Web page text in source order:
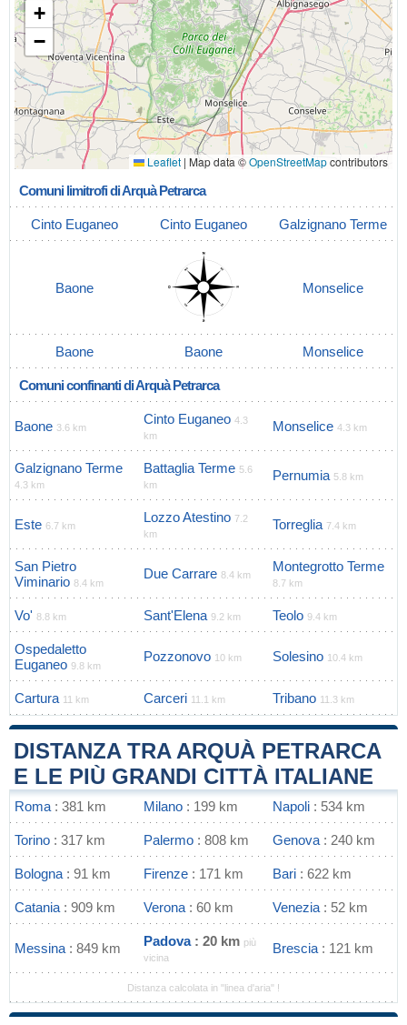
+
−
Leaflet | Map data ©OpenStreetMapcontributors
Comuni limitrofi di Arquà Petrarca
Cinto Euganeo Cinto Euganeo Galzignano Terme
Baone Monselice
Baone Baone Monselice
Comuni confinanti di Arquà Petrarca
Baone 3.6 km
Cinto Euganeo 4.3
km
Monselice 4.3 km
Galzignano Terme
4.3 km
Battaglia Terme 5.6
km
Pernumia 5.8 km
Este 6.7 km
Lozzo Atestino 7.2
km
Torreglia 7.4 km
San Pietro
Viminario 8.4 km
Due Carrare 8.4 km
Montegrotto Terme
8.7 km
Vo' 8.8 km Sant'Elena 9.2 km Teolo 9.4 km
Ospedaletto
Euganeo 9.8 km
Pozzonovo 10 km Solesino 10.4 km
Cartura 11 km Carceri 11.1 km Tribano 11.3 km
DISTANZA TRA ARQUÀ PETRARCA
E LE PIÙ GRANDI CITTÀ ITALIANE
Roma : 381 km Milano : 199 km Napoli : 534 km
Torino : 317 km Palermo : 808 km Genova : 240 km
Bologna : 91 km Firenze : 171 km Bari : 622 km
Catania : 909 km Verona : 60 km Venezia : 52 km
Messina : 849 km Padova: 20 km più
vicina
Brescia : 121 km
Distanza calcolata in "linea d'aria" !